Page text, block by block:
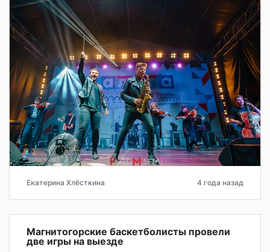
Екатерина Хлёсткина 4 года назад
Магнитогорские баскетболисты провели
две игры на выезде